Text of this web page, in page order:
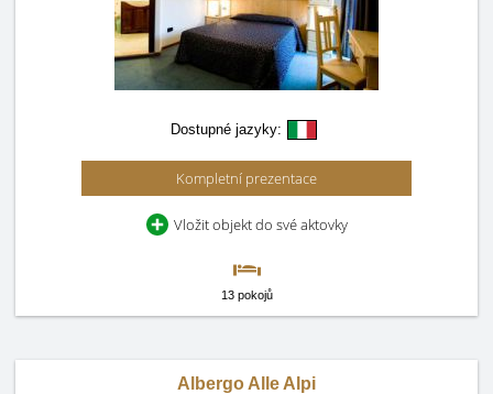
Dostupné jazyky:
Kompletní prezentace
Vložit objekt do své aktovky
13 pokojů
Albergo Alle Alpi